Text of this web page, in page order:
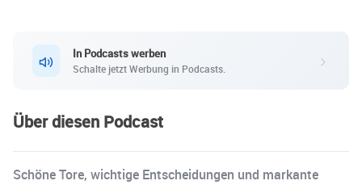
In Podcasts werben
Schalte jetzt Werbung in Podcasts.
Über diesen Podcast
Schöne Tore, wichtige Entscheidungen und markante